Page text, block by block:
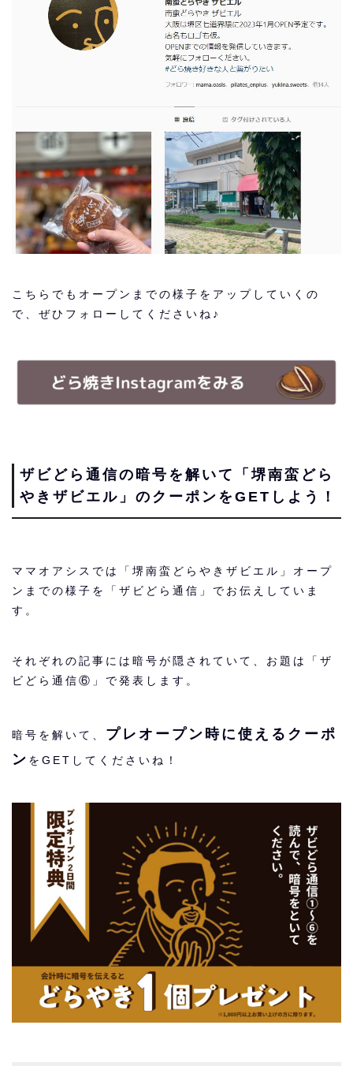
こちらでもオープンまでの様子をアップしていくの
で、ぜひフォローしてくださいね♪
ザビどら通信の暗号を解いて「堺南蛮どら
やきザビエル」のクーポンをGETしよう！
ママオアシスでは「堺南蛮どらやきザビエル」オープ
ンまでの様子を「ザビどら通信」でお伝えしていま
す。
それぞれの記事には暗号が隠されていて、お題は「ザ
ビどら通信⑥」で発表します。
暗号を解いて、 プレオープン時に使えるクーポ
ン をGETしてくださいね！